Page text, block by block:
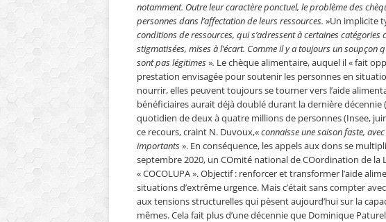
notamment. Outre leur caractère ponctuel, le problème des
personnes dans l’affectation de leurs ressources. »Un implicite
conditions de ressources, qui s’adressent à certaines
stigmatisées, mises à l’écart. Comme il y a toujours un soupçon
sont pas légitimes». Le chèque alimentaire, auquel il « fait
prestation envisagée pour soutenir les personnes en
nourrir, elles peuvent toujours se tourner vers l’aide
bénéficiaires aurait déjà doublé durant la dernière décennie
quotidien de deux à quatre millions de personnes (Insee,
ce recours, craint N. Duvoux,«connaisse une saison faste,
importants». En conséquence, les appels aux dons se
septembre 2020, un COmité national de COordination de la
« COCOLUPA ». Objectif : renforcer et transformer l’aide
situations d’extrême urgence. Mais c’était sans compter
aux tensions structurelles qui pèsent aujourd’hui sur la
mêmes. Cela fait plus d’une décennie que Dominique